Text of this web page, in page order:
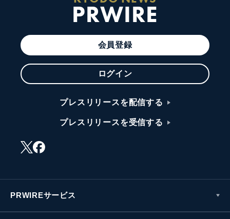
PRWIRE
会員登録
ログイン
プレスリリースを配信する
プレスリリースを受信する
PRWIREサービス